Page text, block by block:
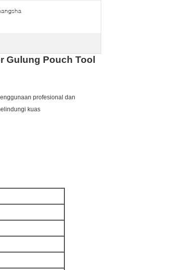
Gulung Pouch Tool
profesional dan
kuas